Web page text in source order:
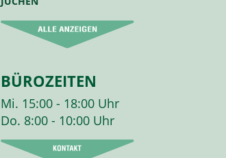
BÜROZEITEN
Mi. 15:00 - 18:00 Uhr
Do. 8:00 - 10:00 Uhr